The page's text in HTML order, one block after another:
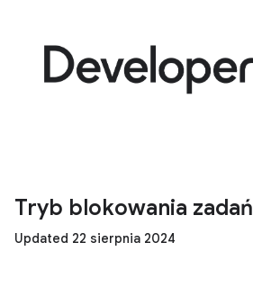
Tryb blokowania zadań
Updated 22 sierpnia 2024